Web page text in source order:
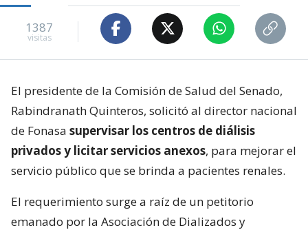
1387
visitas
El presidente de la Comisión de Salud del Senado,
Rabindranath Quinteros, solicitó al director nacional
de Fonasa supervisar los centros de diálisis
privados y licitar servicios anexos, para mejorar el
servicio público que se brinda a pacientes renales.
El requerimiento surge a raíz de un petitorio
emanado por la Asociación de Dializados y